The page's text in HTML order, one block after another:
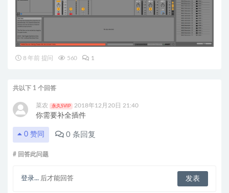
8 年前 提问 560 1
共以下 1 个回答
菜农 永久SVIP 2018年12月20日 21:40
你需要补全插件
0 赞同 0 条回复
# 回答此问题
登录... 后才能回答